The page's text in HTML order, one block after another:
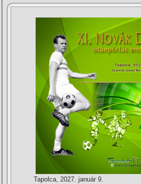
Tapolca, 2027. január 9.